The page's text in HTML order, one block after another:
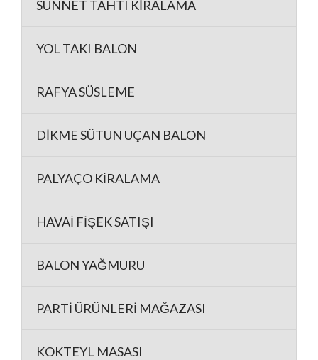
SÜNNET TAHTI KİRALAMA
YOL TAKI BALON
RAFYA SÜSLEME
DİKME SÜTUN UÇAN BALON
PALYAÇO KİRALAMA
HAVAİ FİŞEK SATIŞI
BALON YAĞMURU
PARTİ ÜRÜNLERİ MAĞAZASI
KOKTEYL MASASI